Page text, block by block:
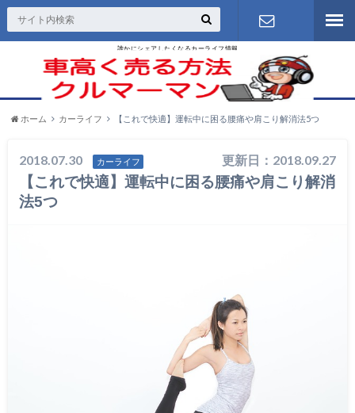
誰かにシェアしたくなるカーライフ情報
お問い合わ
せ
ホーム カーライフ 【これで快適】運転中に困る腰痛や肩こり解消法5つ
2018.07.30 カーライフ 更新日：2018.09.27
【これで快適】運転中に困る腰痛や肩こり解消
法5つ